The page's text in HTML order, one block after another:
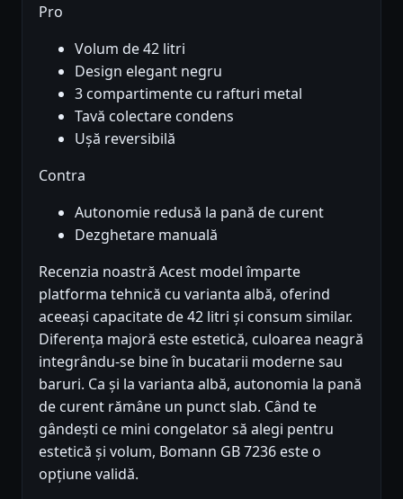
Pro
Volum de 42 litri
Design elegant negru
3 compartimente cu rafturi metal
Tavă colectare condens
Ușă reversibilă
Contra
Autonomie redusă la pană de curent
Dezghetare manuală
Recenzia noastră Acest model împarte
platforma tehnică cu varianta albă, oferind
aceeași capacitate de 42 litri și consum similar.
Diferența majoră este estetică, culoarea neagră
integrându-se bine în bucatarii moderne sau
baruri. Ca și la varianta albă, autonomia la pană
de curent rămâne un punct slab. Când te
gândești ce mini congelator să alegi pentru
estetică și volum, Bomann GB 7236 este o
opțiune validă.